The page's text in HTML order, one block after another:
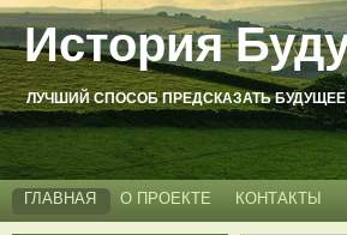
История
ЛУЧШИЙ СПОСОБ ПРЕДСКАЗАТЬ БУДУЩЕЕ
ГЛАВНАЯ О ПРОЕКТЕ КОНТАКТЫ